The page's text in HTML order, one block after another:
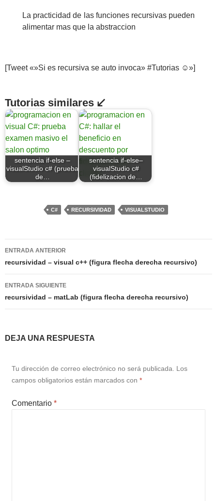
La practicidad de las funciones recursivas pueden
alimentar mas que la abstraccion
[Tweet «»Si es recursiva se auto invoca» #Tutorias ☺»]
Tutorias similares ↙
sentencia if-else –
visualStudio c# (prueba
de…
sentencia if-else–
visualStudio c#
(fidelizacion de…
C# RECURSIVIDAD VISUALSTUDIO
Navegación
de
entradas
ENTRADA ANTERIOR
recursividad – visual c++ (figura flecha derecha recursivo)
ENTRADA SIGUIENTE
recursividad – matLab (figura flecha derecha recursivo)
DEJA UNA RESPUESTA
Tu dirección de correo electrónico no será publicada.
Los
campos obligatorios están marcados con *
Comentario *